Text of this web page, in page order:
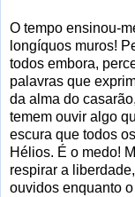
O tempo ensinou-
longíquos muros!
todos embora,
palavras que
da alma do
temem ouvir algo
escura que todos
Hélios. É o medo!
respirar a
ouvidos enquanto